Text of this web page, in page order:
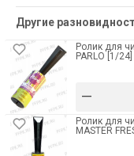
Другие
Ролик для
PARLO [1/24]
–
Ролик для
MASTER